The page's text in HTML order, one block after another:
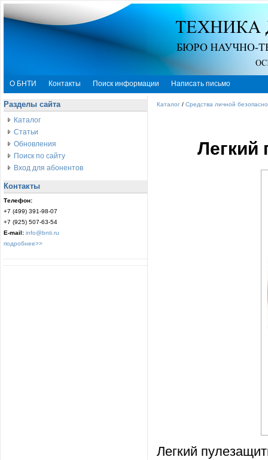
О БНТИ Контакты Поиск информации Написать письмо
Разделы сайта
Каталог
Статьи
Обновления
Поиск по сайту
Вход для абонентов
Контакты
Телефон:
+7 (499) 391-98-07
+7 (925) 507-63-54
E-mail: info@bnti.ru
подробнее>>
Каталог / Средства личной
Легкий